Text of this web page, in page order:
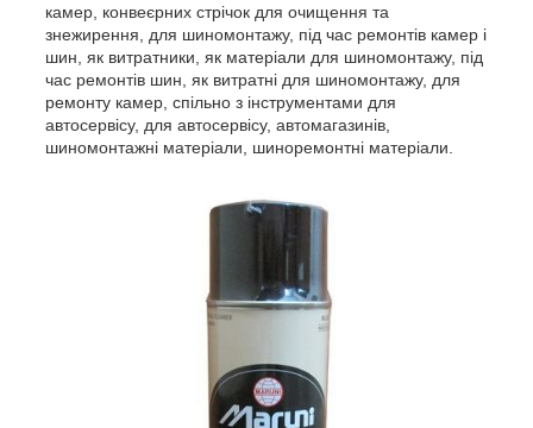
камер, конвеєрних стрічок для очищення та
знежирення, для шиномонтажу, під час ремонтів камер і
шин, як витратники, як матеріали для шиномонтажу, під
час ремонтів шин, як витратні для шиномонтажу, для
ремонту камер, спільно з інструментами для
автосервісу, для автосервісу, автомагазинів,
шиномонтажні матеріали, шиноремонтні матеріали.